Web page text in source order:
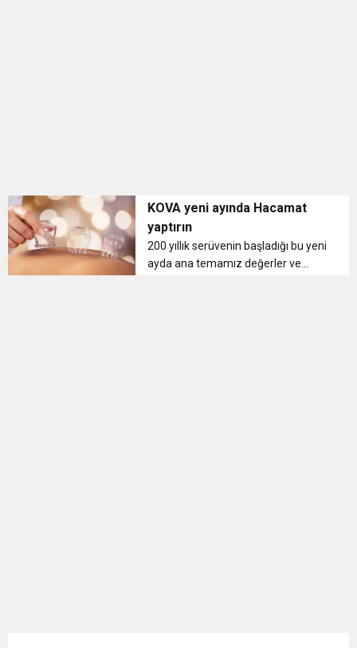
KOVA yeni ayında Hacamat
yaptırın
200 yıllık serüvenin başladığı bu yeni
ayda ana temamız değerler ve